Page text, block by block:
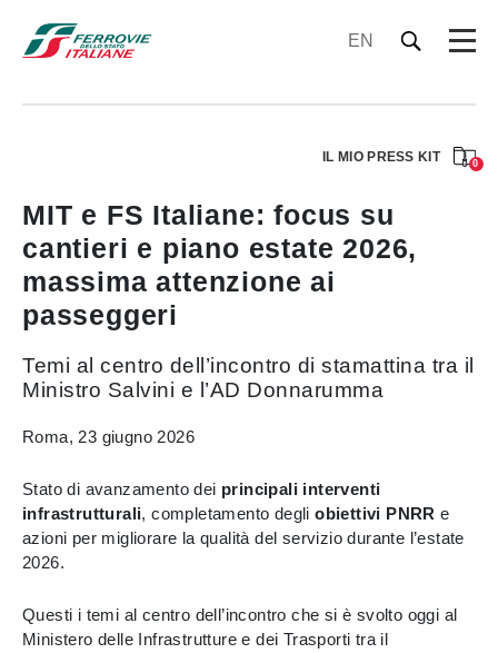
EN
IL MIO PRESS KIT 0
MIT e FS Italiane: focus su
cantieri e piano estate 2026,
massima attenzione ai
passeggeri
Temi al centro dell’incontro di stamattina tra il
Ministro Salvini e l’AD Donnarumma
Roma, 23 giugno 2026
Stato di avanzamento dei principali interventi
infrastrutturali, completamento degliobiettivi PNRR e
azioni per migliorare la qualità del servizio durante l’estate
2026.
Questi i temi al centro dell’incontro che si è svolto oggi al
Ministero delle Infrastrutture e dei Trasporti tra il